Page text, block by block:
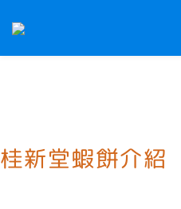
桂新堂蝦餅介紹